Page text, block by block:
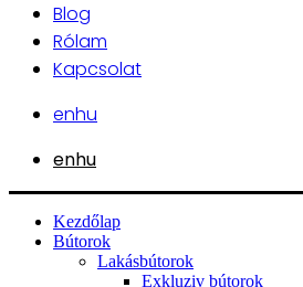
Blog
Rólam
Kapcsolat
enhu
enhu
Kezdőlap
Bútorok
Lakásbútorok
Exkluziv bútorok